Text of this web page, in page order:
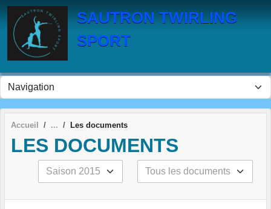
SAUTRON TWIRLING
SPORT
Accueil Les documents
LES DOCUMENTS
Panneau de gestion des cookies